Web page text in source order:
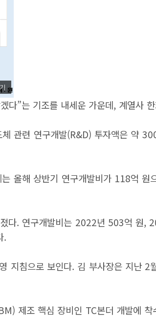
”는 기조를 내세운 가운데, 계열사
관련 연구개발(R&D) 투자액은 약
올해 상반기 연구개발비가 118억
다. 연구개발비는 2022년 503억
.
지침으로 보인다. 김 부사장은 지난
제조 핵심 장비인 TC본더 개발에